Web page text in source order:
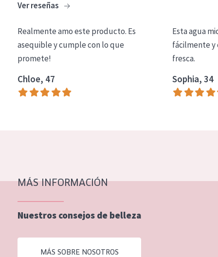
COLECCIÓN
Essentials
Lift+
Expert
TIPO DE PIEL
Piel expuesta al sol
Piel menopáusica
Todas las edades
Ver reseñas
Realmente amo este producto. Es
asequible y cumple con lo que
promete!
Chloe, 47
Esta agua
fácilmente y
fresca.
Sophia, 34
MÁS INFORMACIÓN
Nuestros consejos de belleza
MÁS SOBRE NOSOTROS